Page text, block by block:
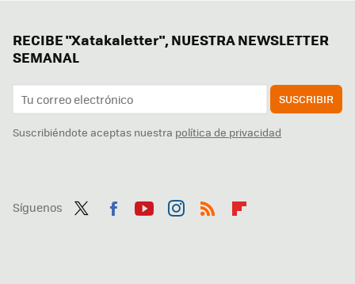
RECIBE "Xatakaletter", NUESTRA NEWSLETTER
SEMANAL
SUSCRIBIR
Suscribiéndote aceptas nuestra política de privacidad
Síguenos